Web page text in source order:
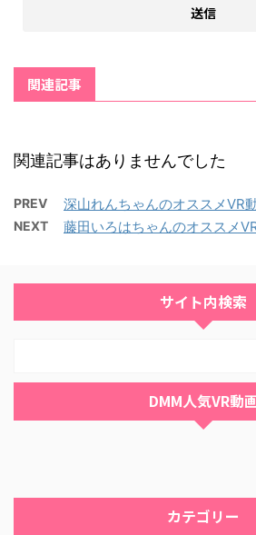
関連記事
関連記事はありませんでした
PREV 深山れんちゃんのオススメVR
NEXT 藤田いろはちゃんのオススメ
サイト内検索
DMM人気VR動
カテゴリー